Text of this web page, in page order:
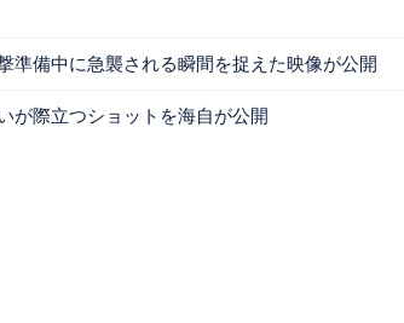
準備中に急襲される瞬間を捉えた映像が公開
が際立つショットを海自が公開